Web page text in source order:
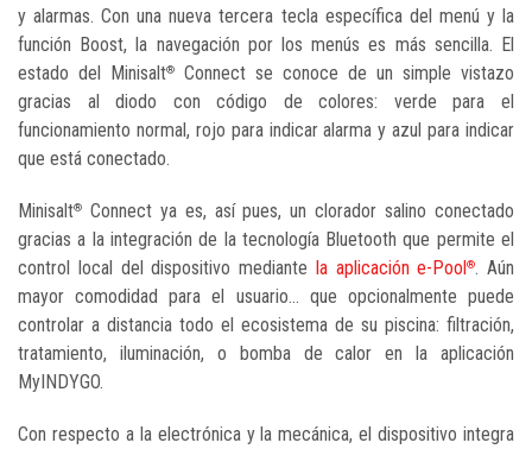
y alarmas. Con una nueva tercera tecla específica del menú y la
función Boost, la navegación por los menús es más sencilla. El
estado del Minisalt®
Connect se conoce de un simple vistazo
gracias al diodo con código de colores: verde para el
funcionamiento normal, rojo para indicar alarma y azul para indicar
que está conectado.
Minisalt®
Connect ya es, así pues, un clorador salino conectado
gracias a la integración de la tecnología Bluetooth que permite el
control local del dispositivo mediante la aplicación e-Pool®
. Aún
mayor comodidad para el usuario... que opcionalmente puede
controlar a distancia todo el ecosistema de su piscina: filtración,
tratamiento, iluminación, o bomba de calor en la aplicación
MyINDYGO.
Con respecto a la electrónica y la mecánica, el dispositivo integra